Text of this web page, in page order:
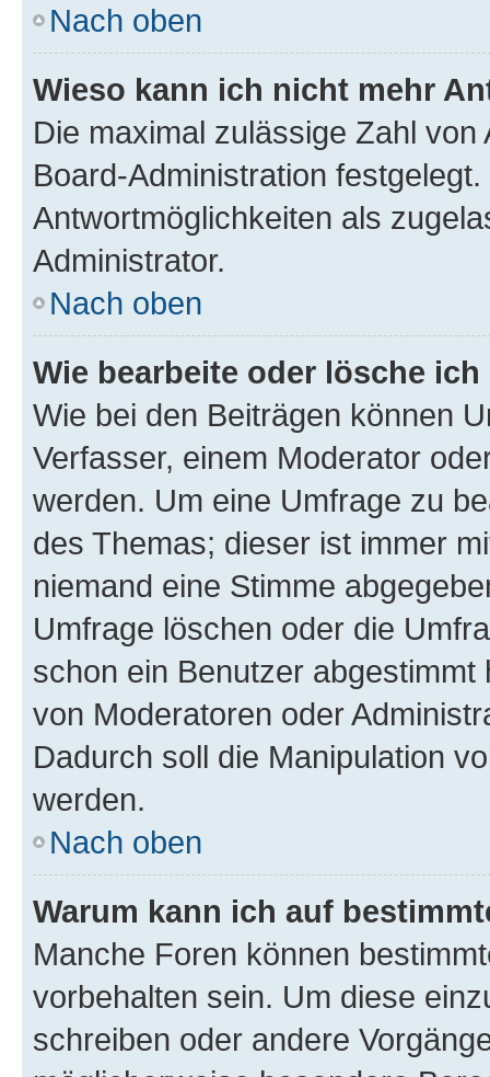
Nach oben
Wieso kann ich nicht mehr
Die maximal zulässige Zahl
Board-Administration
Antwortmöglichkeiten als
Administrator.
Nach oben
Wie bearbeite oder lösche
Wie bei den Beiträgen können
Verfasser, einem Moderator
werden. Um eine Umfrage zu
des Themas; dieser ist immer
niemand eine Stimme
Umfrage löschen oder die
schon ein Benutzer
von Moderatoren oder
Dadurch soll die Manipulation
werden.
Nach oben
Warum kann ich auf
Manche Foren können
vorbehalten sein. Um diese
schreiben oder andere